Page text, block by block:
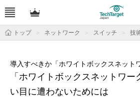
トップ ネットワーク スイッチ 技
「ホワイトボックスネットワ
い目に遭わないためには
導入すべきか「ホワイトボックスネット